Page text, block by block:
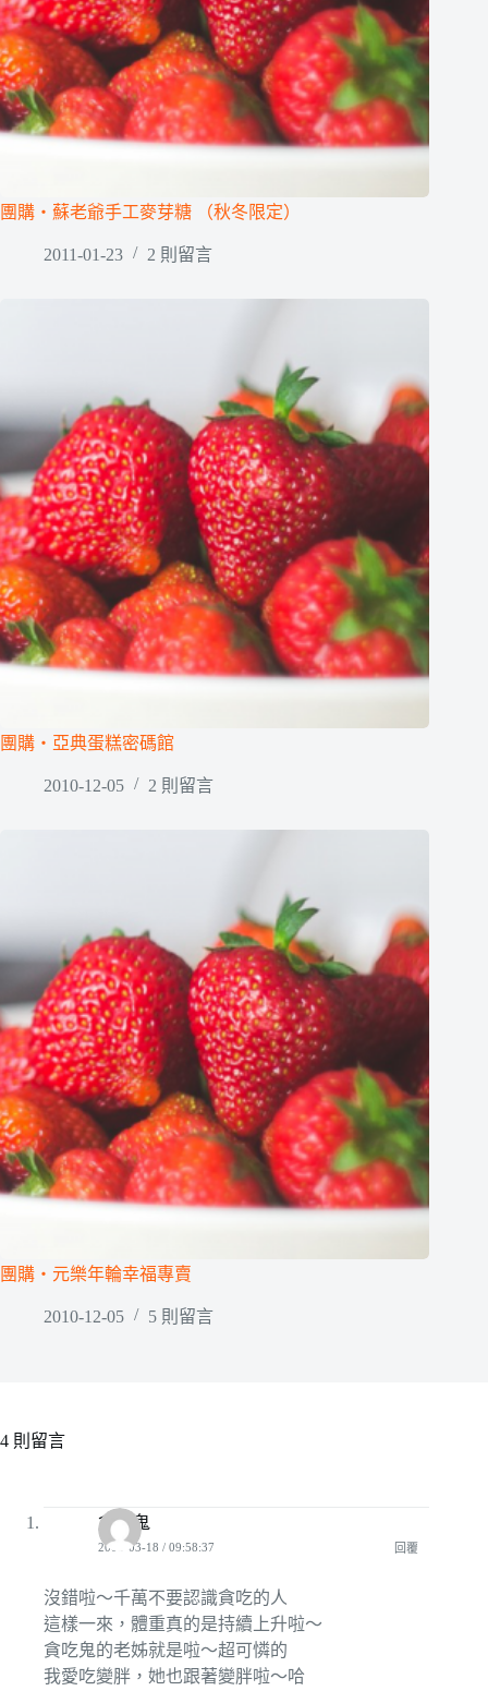
團購‧蘇老爺手工麥芽糖 （秋冬限定）
2011-01-23 2 則留言
團購‧亞典蛋糕密碼館
2010-12-05 2 則留言
團購‧元樂年輪幸福專賣
2010-12-05 5 則留言
4 則留言
貪吃鬼
2008-03-18 / 09:58:37 回覆
沒錯啦～千萬不要認識貪吃的人
這樣一來，體重真的是持續上升啦～
貪吃鬼的老姊就是啦～超可憐的
我愛吃變胖，她也跟著變胖啦～哈